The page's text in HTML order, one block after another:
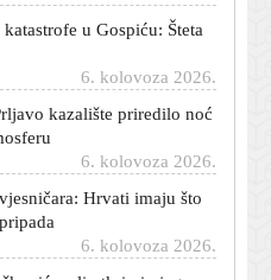
u Gospiću: Šteta
kazalište priredilo noć
Hrvati imaju što
ali otkrio i njegovu